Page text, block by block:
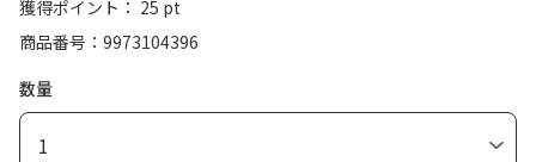
獲得ポイント： 25 pt
商品番号
9973104396
数量
1